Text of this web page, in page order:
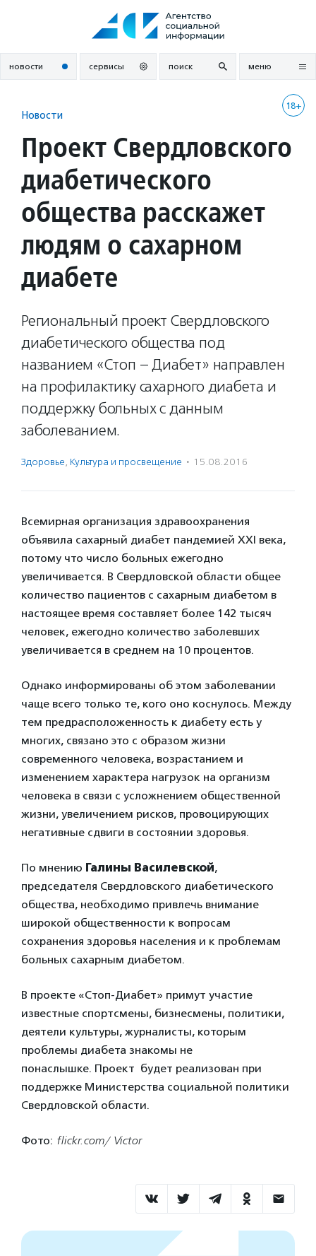
новости сервисы поиск меню
18+
Новости
Проект Свердловского
диабетического
общества расскажет
людям о сахарном
диабете
Региональный проект Свердловского
диабетического общества под
названием «Стоп – Диабет» направлен
на профилактику сахарного диабета и
поддержку больных с данным
заболеванием.
Здоровье, Культура и просвещение · 15.08.2016
Всемирная организация здравоохранения
объявила сахарный диабет пандемией XXI века,
потому что число больных ежегодно
увеличивается. В Свердловской области общее
количество пациентов с сахарным диабетом в
настоящее время составляет более 142 тысяч
человек, ежегодно количество заболевших
увеличивается в среднем на 10 процентов.
Однако информированы об этом заболевании
чаще всего только те, кого оно коснулось. Между
тем предрасположенность к диабету есть у
многих, связано это с образом жизни
современного человека, возрастанием и
изменением характера нагрузок на организм
человека в связи с усложнением общественной
жизни, увеличением рисков, провоцирующих
негативные сдвиги в состоянии здоровья.
По мнению Галины Василевской,
председателя Свердловского диабетического
общества, необходимо привлечь внимание
широкой общественности к вопросам
сохранения здоровья населения и к проблемам
больных сахарным диабетом.
В проекте «Стоп-Диабет» примут участие
известные спортсмены, бизнесмены, политики,
деятели культуры, журналисты, которым
проблемы диабета знакомы не
понаслышке. Проект будет реализован при
поддержке Министерства социальной политики
Свердловской области.
Фото: flickr.com/ Victor